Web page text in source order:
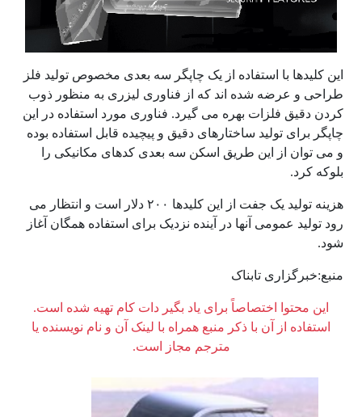
این کلیدها با استفاده از یک چاپگر سه بعدی مخصوص تولید فلز
طراحی و عرضه شده اند که از فناوری لیزری به منظور ذوب
کردن دقیق فلزات بهره می گیرد. فناوری مورد استفاده در این
چاپگر برای تولید ساختارهای دقیق و پیچیده قابل استفاده بوده
و می توان از این طریق اسکن سه بعدی کدهای مکانیکی را
بلوکه کرد.
هزینه تولید یک جفت از این کلیدها ۲۰۰ دلار است و انتظار می
رود تولید عمومی آنها در آینده نزدیک برای استفاده همگان آغاز
شود.
منبع:خبرگزاری تابناک
این محتوا اختصاصاً برای یاد بگیر دات کام تهیه شده است.
استفاده از آن با ذکر منبع همراه با لینک آن و نام نویسنده یا
مترجم مجاز است.